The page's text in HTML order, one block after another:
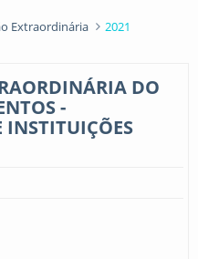
Extraordinária
2021
DO
-
INSTITUIÇÕES